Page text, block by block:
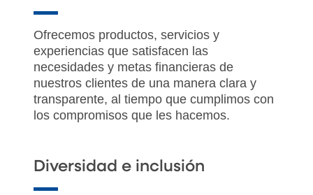
Ofrecemos productos, servicios y
experiencias que satisfacen las
necesidades y metas financieras de
nuestros clientes de una manera clara y
transparente, al tiempo que cumplimos con
los compromisos que les hacemos.
Diversidad e inclusión